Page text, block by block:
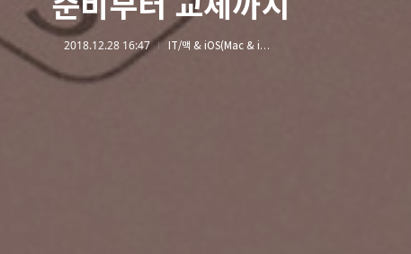
2018.12.28 16:47 IT/맥 & iOS(Mac & iOS)